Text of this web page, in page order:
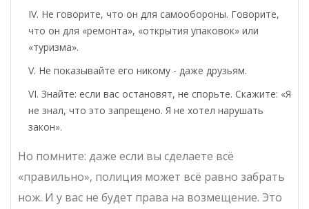
Не говорите, что он для самообороны. Говорите,
что он для «ремонта», «открытия упаковок» или
«туризма».
Не показывайте его никому - даже друзьям.
Знайте: если вас остановят, не спорьте. Скажите: «Я
не знал, что это запрещено. Я не хотел нарушать
закон».
Но помните: даже если вы сделаете всё
«правильно», полиция может всё равно забрать
нож. И у вас не будет права на возмещение. Это